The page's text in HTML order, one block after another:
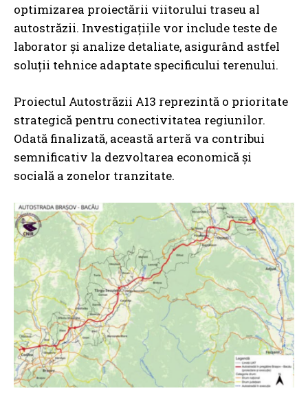
optimizarea proiectării viitorului traseu al
autostrăzii. Investigațiile vor include teste de
laborator și analize detaliate, asigurând astfel
soluții tehnice adaptate specificului terenului.
Proiectul Autostrăzii A13 reprezintă o prioritate
strategică pentru conectivitatea regiunilor.
Odată finalizată, această arteră va contribui
semnificativ la dezvoltarea economică și
socială a zonelor tranzitate.